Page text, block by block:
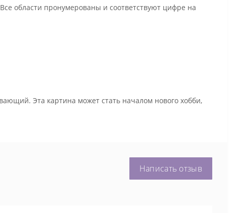
области пронумерованы и соответствуют цифре на
Эта картина может стать началом нового хобби,
Написать отзыв